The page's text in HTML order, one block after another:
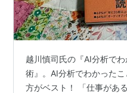
越川慎司氏の『AI分析で
術』。AI分析でわかった
方がベスト！ 「仕事があ